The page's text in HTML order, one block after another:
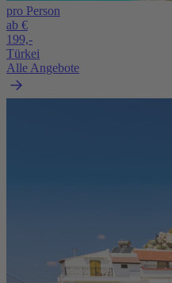
pro Person
ab €
199,-
Türkei
Alle Angebote